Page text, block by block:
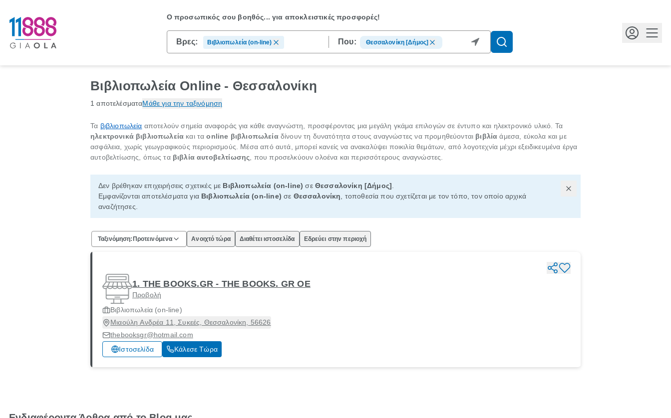
Ο προσωπικός σου βοηθός...για αποκλειστικές προσφορές!
Βρες: Βιβλιοπωλεία (on-line) Που: Θεσσαλονίκη [Δήμος]
Βιβλιοπωλεία Online - Θεσσαλονίκη
1 αποτελέσματαΜάθε για την ταξινόμηση
Τα βιβλιοπωλεία αποτελούν σημεία αναφοράς για κάθε αναγνώστη, προσφέροντας μια μεγάλη γκάμα επιλογών σε έντυπο και ηλεκτρονικό υλικό. Τα
ηλεκτρονικά βιβλιοπωλεία και ταonline βιβλιοπωλείαδίνουν τη δυνατότητα στους αναγνώστες να προμηθεύονται βιβλία άμεσα, εύκολα και με
ασφάλεια, χωρίς γεωγραφικούς περιορισμούς. Μέσα από αυτά, μπορεί κανείς να ανακαλύψει ποικιλία θεμάτων, από λογοτεχνία μέχρι εξειδικευμένα έργα
αυτοβελτίωσης, όπως τα βιβλία αυτοβελτίωσης , που προσελκύουν ολοένα και περισσότερους αναγνώστες.
Δεν βρέθηκαν επιχειρήσεις σχετικές με Βιβλιοπωλεία (on-line) σε Θεσσαλονίκη [Δήμος]
Εμφανίζονται αποτελέσματα για Βιβλιοπωλεία (on-line) σε Θεσσαλονίκη , τοποθεσία που σχετίζεται με τον τόπο, τον οποίο αρχικά
αναζήτησες.
Ταξινόμηση: Προτεινόμενα Ανοιχτό τώρα Διαθέτει ιστοσελίδα Εδρεύει στην περιοχή
1. THE BOOKS.GR - THE BOOKS. GR ΟΕ
Προβολή
Βιβλιοπωλεία (on-line)
Μιαούλη Ανδρέα 11, Συκεές, Θεσσαλονίκη, 56626
thebooksgr@hotmail.com
Ιστοσελίδα
Κάλεσε Τώρα